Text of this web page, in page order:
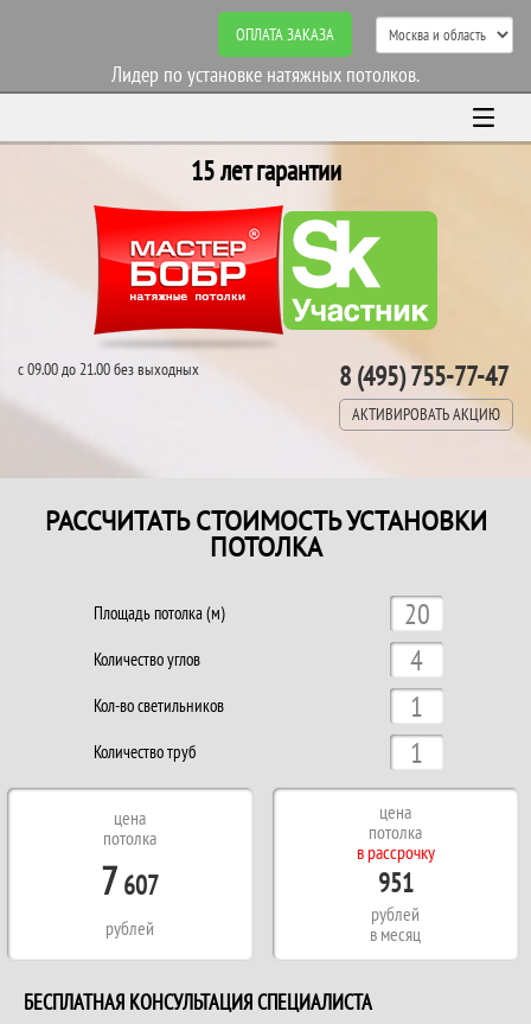
ОПЛАТА ЗАКАЗА
Лидер по установке натяжных потолков.
15 лет гарантии
с 09.00 до 21.00 без выходных 8 (495) 755-77-47
АКТИВИРОВАТЬ АКЦИЮ
РАССЧИТАТЬ СТОИМОСТЬ УСТАНОВКИ
ПОТОЛКА
Площадь потолка (м)
Количество углов
Кол-во светильников
Количество труб
цена
потолка
7 607
рублей
цена
потолка
в рассрочку
951
рублей
в месяц
БЕСПЛАТНАЯ КОНСУЛЬТАЦИЯ СПЕЦИАЛИСТА